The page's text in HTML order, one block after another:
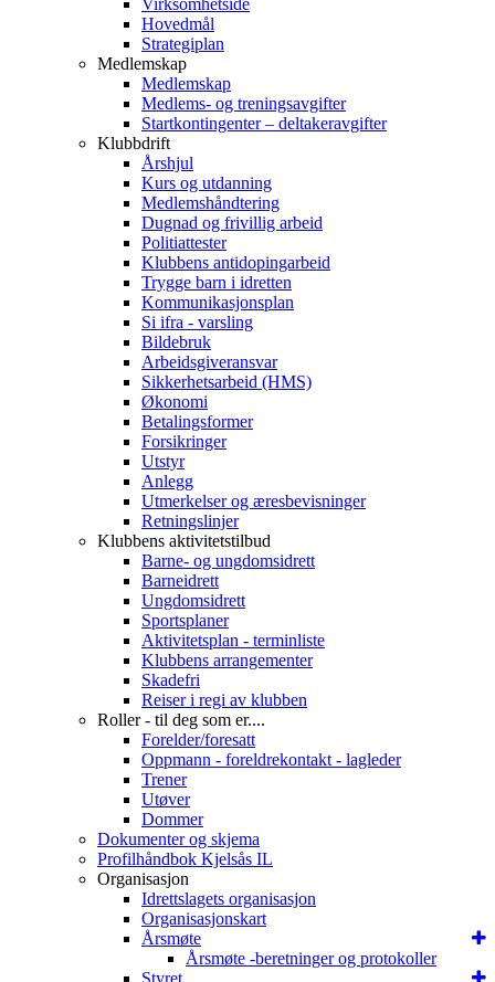
Virksomhetsidé
Hovedmål
Strategiplan
Medlemskap
Medlemskap
Medlems- og treningsavgifter
Startkontingenter – deltakeravgifter
Klubbdrift
Årshjul
Kurs og utdanning
Medlemshåndtering
Dugnad og frivillig arbeid
Politiattester
Klubbens antidopingarbeid
Trygge barn i idretten
Kommunikasjonsplan
Si ifra - varsling
Bildebruk
Arbeidsgiveransvar
Sikkerhetsarbeid (HMS)
Økonomi
Betalingsformer
Forsikringer
Utstyr
Anlegg
Utmerkelser og æresbevisninger
Retningslinjer
Klubbens aktivitetstilbud
Barne- og ungdomsidrett
Barneidrett
Ungdomsidrett
Sportsplaner
Aktivitetsplan - terminliste
Klubbens arrangementer
Skadefri
Reiser i regi av klubben
Roller - til deg som er....
Forelder/foresatt
Oppmann - foreldrekontakt - lagleder
Trener
Utøver
Dommer
Dokumenter og skjema
Profilhåndbok Kjelsås IL
Organisasjon
Idrettslagets organisasjon
Organisasjonskart
Årsmøte
Årsmøte -beretninger og protokoller
Styret